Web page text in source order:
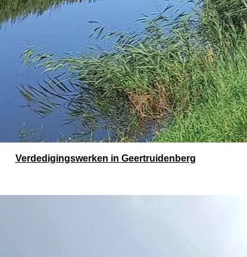
Verdedigingswerken in Geertruidenberg